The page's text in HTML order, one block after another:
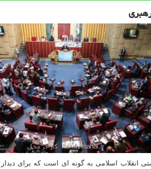
انقلاب اسلامی به گونه ای است كه برای دیدار